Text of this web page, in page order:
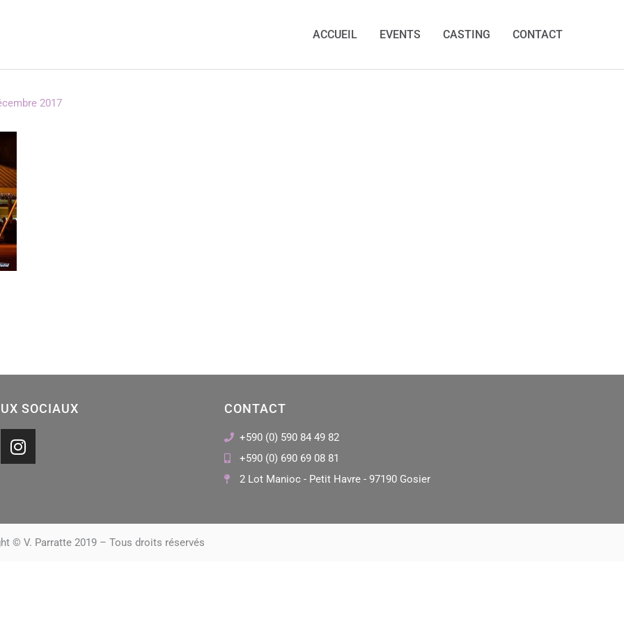
ACCUEIL EVENTS CASTING CONTACT
2017
SOCIAUX
I
n
g
r
CONTACT
+590 (0) 590 84 49 82
+590 (0) 690 69 08 81
2 Lot Manioc - Petit Havre - 97190 Gosier
© V. Parratte 2019 – Tous droits réservés